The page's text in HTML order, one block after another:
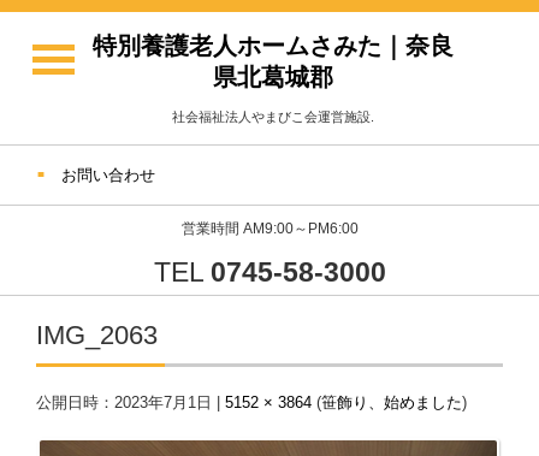
特別養護老人ホームさみた｜奈良
県北葛城郡
社会福祉法人やまびこ会運営施設.
お問い合わせ
営業時間 AM9:00～PM6:00
TEL 0745-58-3000
IMG_2063
公開日時： 2023年7月1日 5152 × 3864 (笹飾り、始めました)